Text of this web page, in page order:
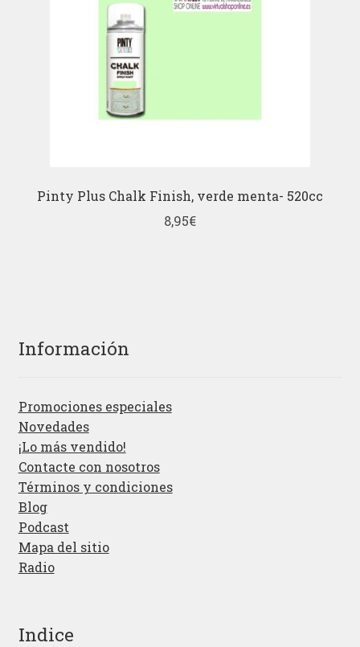
Pinty Plus Chalk Finish, verde menta- 520cc
8,95€
Información
Promociones especiales
Novedades
¡Lo más vendido!
Contacte con nosotros
Términos y condiciones
Blog
Podcast
Mapa del sitio
Radio
Indice